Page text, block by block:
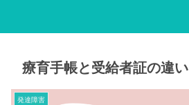
療育手帳と受給者証の違い
発達障害